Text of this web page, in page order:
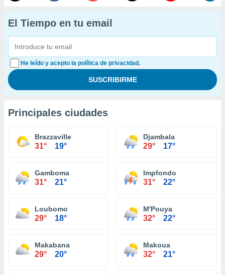
El Tiempo en tu email
He leído y acepto la política de privacidad.
Principales ciudades
Brazzaville
31° 19°
Djambala
29° 17°
Gamboma
31° 21°
Impfondo
31° 22°
Loubomo
29° 18°
M'Pouya
32° 22°
Makabana
29° 20°
Makoua
32° 21°